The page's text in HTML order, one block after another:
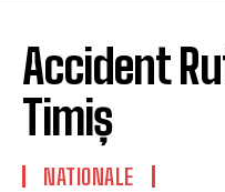
Accident
Timiș
NATIONALE